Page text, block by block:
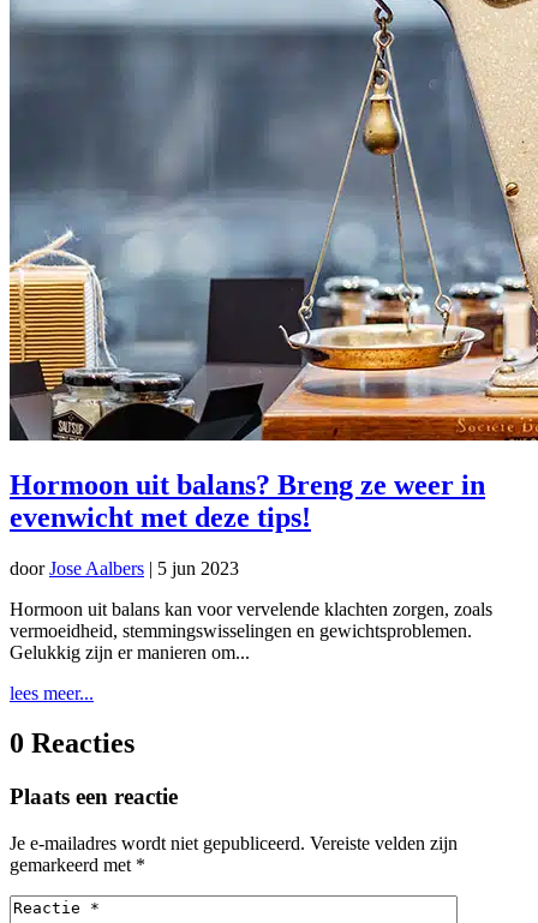
Hormoon uit balans? Breng ze weer in
evenwicht met deze tips!
doorJose Aalbers | 5 jun 2023
Hormoon uit balans kan voor vervelende klachten zorgen, zoals
vermoeidheid, stemmingswisselingen en gewichtsproblemen.
Gelukkig zijn er manieren om...
lees meer...
0 Reacties
Plaats een reactie
Je e-mailadres wordt niet gepubliceerd. Vereiste velden zijn
gemarkeerd met *